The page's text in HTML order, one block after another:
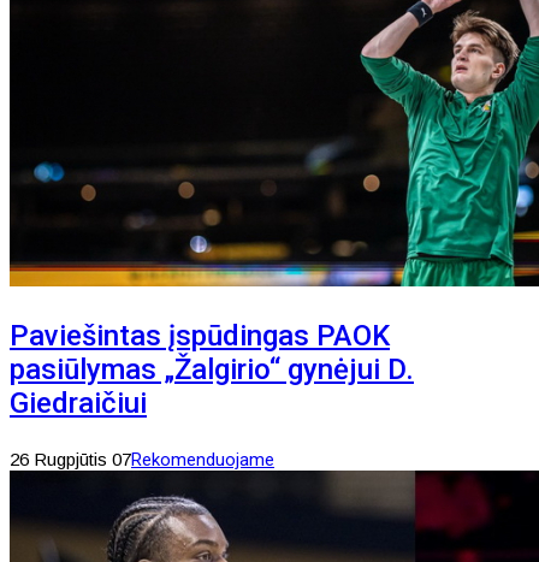
Paviešintas įspūdingas PAOK
pasiūlymas „Žalgirio“ gynėjui D.
Giedraičiui
26 Rugpjūtis 07Rekomenduojame